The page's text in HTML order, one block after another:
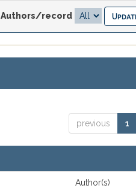
Authors/record
previous 1
Author(s)